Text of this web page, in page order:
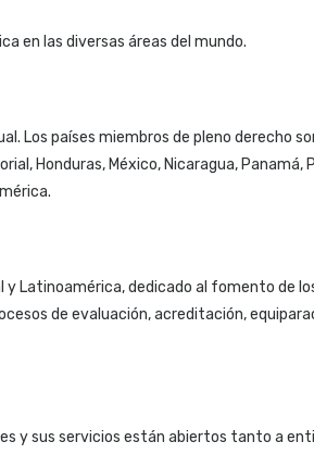
en las diversas áreas del mundo.
Los países miembros de pleno derecho
Honduras, México, Nicaragua, Panamá,
Latinoamérica, dedicado al fomento de
de evaluación, acreditación,
y sus servicios están abiertos tanto a